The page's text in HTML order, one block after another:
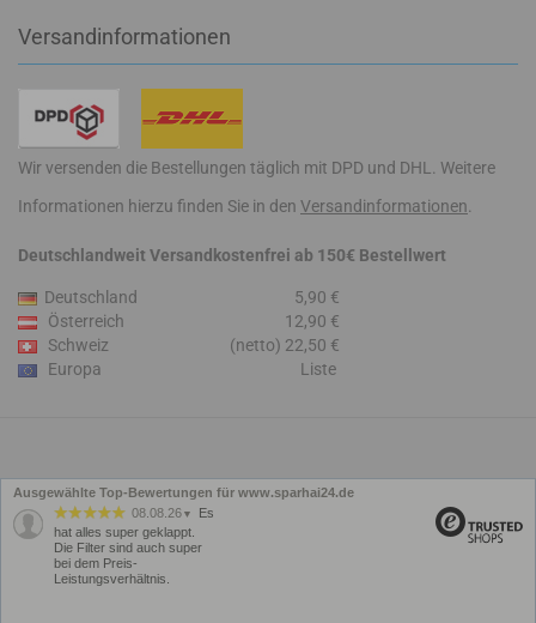
Versandinformationen
Wir versenden die Bestellungen täglich mit DPD und DHL. Weitere
Informationen hierzu finden Sie in den Versandinformationen
Deutschlandweit Versandkostenfrei ab 150€ Bestellwert
Deutschland
5,90 €
Österreich
12,90 €
Schweiz
(netto) 22,50 €
Europa
Liste
Ausgewählte Top-Bewertungen für www.sparhai24.de
08.08.26 ▼
Es
hat alles super geklappt.
Die Filter sind auch super
bei dem Preis-
Leistungsverhältnis.